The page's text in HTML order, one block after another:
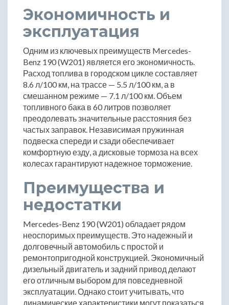
Экономичность и
эксплуатация
Одним из ключевых преимуществ Mercedes-
Benz 190 (W201) является его экономичность.
Расход топлива в городском цикле составляет
8.6 л/100 км, на трассе — 5.5 л/100 км, а в
смешанном режиме — 7.1 л/100 км. Объем
топливного бака в 60 литров позволяет
преодолевать значительные расстояния без
частых заправок. Независимая пружинная
подвеска спереди и сзади обеспечивает
комфортную езду, а дисковые тормоза на всех
колесах гарантируют надежное торможение.
Преимущества и
недостатки
Mercedes-Benz 190 (W201) обладает рядом
неоспоримых преимуществ. Это надежный и
долговечный автомобиль с простой и
ремонтопригодной конструкцией. Экономичный
дизельный двигатель и задний привод делают
его отличным выбором для повседневной
эксплуатации. Однако стоит учитывать, что
динамические характеристики могут показаться